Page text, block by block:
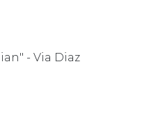
- Via Diaz